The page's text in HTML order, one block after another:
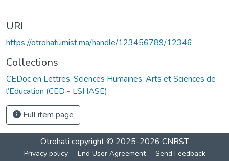
URI
https://otrohati.imist.ma/handle/123456789/12346
Collections
CEDoc en Lettres, Sciences Humaines, Arts et Sciences de
l’Education (CED - LSHASE)
Full item page
Otrohati copyright © 2025-2026 CNRST
Privacy policy End User Agreement Send Feedback